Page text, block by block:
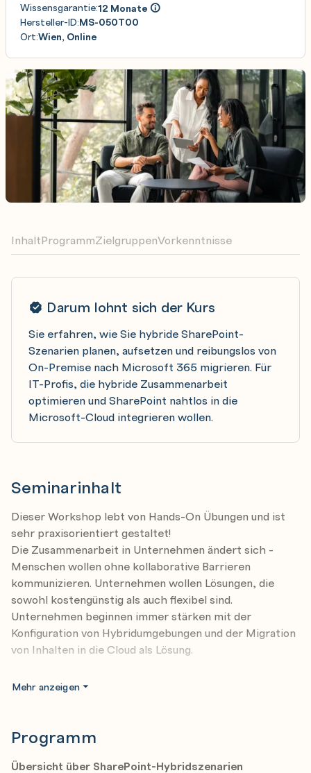
Darum lohnt sich der Kurs
Sie erfahren, wie Sie hybride SharePoint-
Szenarien planen, aufsetzen und reibungslos von
On-Premise nach Microsoft 365 migrieren. Für
IT-Profis, die hybride Zusammenarbeit
optimieren und SharePoint nahtlos in die
Microsoft-Cloud integrieren wollen.
Seminarinhalt
Dieser Workshop lebt von Hands-On Übungen und ist
sehr praxisorientiert gestaltet!
Die Zusammenarbeit in Unternehmen ändert sich -
Menschen wollen ohne kollaborative Barrieren
kommunizieren. Unternehmen wollen Lösungen, die
sowohl kostengünstig als auch flexibel sind.
Unternehmen beginnen immer stärken mit der
Konfiguration von Hybridumgebungen und der Migration
von Inhalten in die Cloud als Lösung.
Dieser Kurs geht dort weiter, wo das Training Microsoft
Hybridbereitstellung vorbereiten. Anschließend
erfahren Sie, wie Sie SharePoint-Hybridszenarien
planen und implementieren, die eine nahtlose
Mehr anzeigen
Programm
Übersicht über SharePoint-Hybridszenarien
InhaltProgrammZielgruppenVorkenntnisse
Wissensgarantie:12 Monate
Hersteller-ID:MS-050T00
Ort:Wien, Online